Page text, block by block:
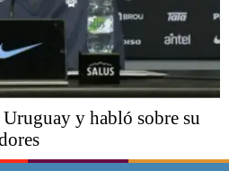
y habló sobre su